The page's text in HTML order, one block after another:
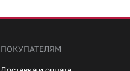
ПОКУПАТЕЛЯМ